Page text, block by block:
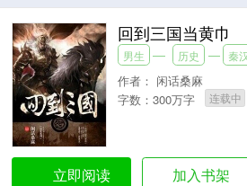
回到三国当黄巾
男生 历史 秦
作者： 闲话桑麻
字数：300万字
连载中
立即阅读 加入书架